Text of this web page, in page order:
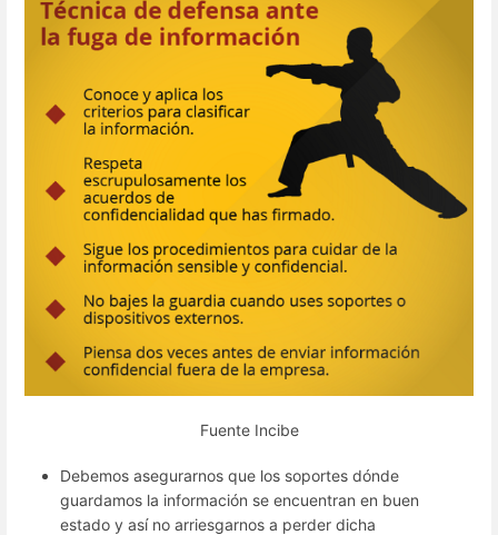
Fuente Incibe
Debemos asegurarnos que los soportes dónde
guardamos la información se encuentran en buen
estado y así no arriesgarnos a perder dicha